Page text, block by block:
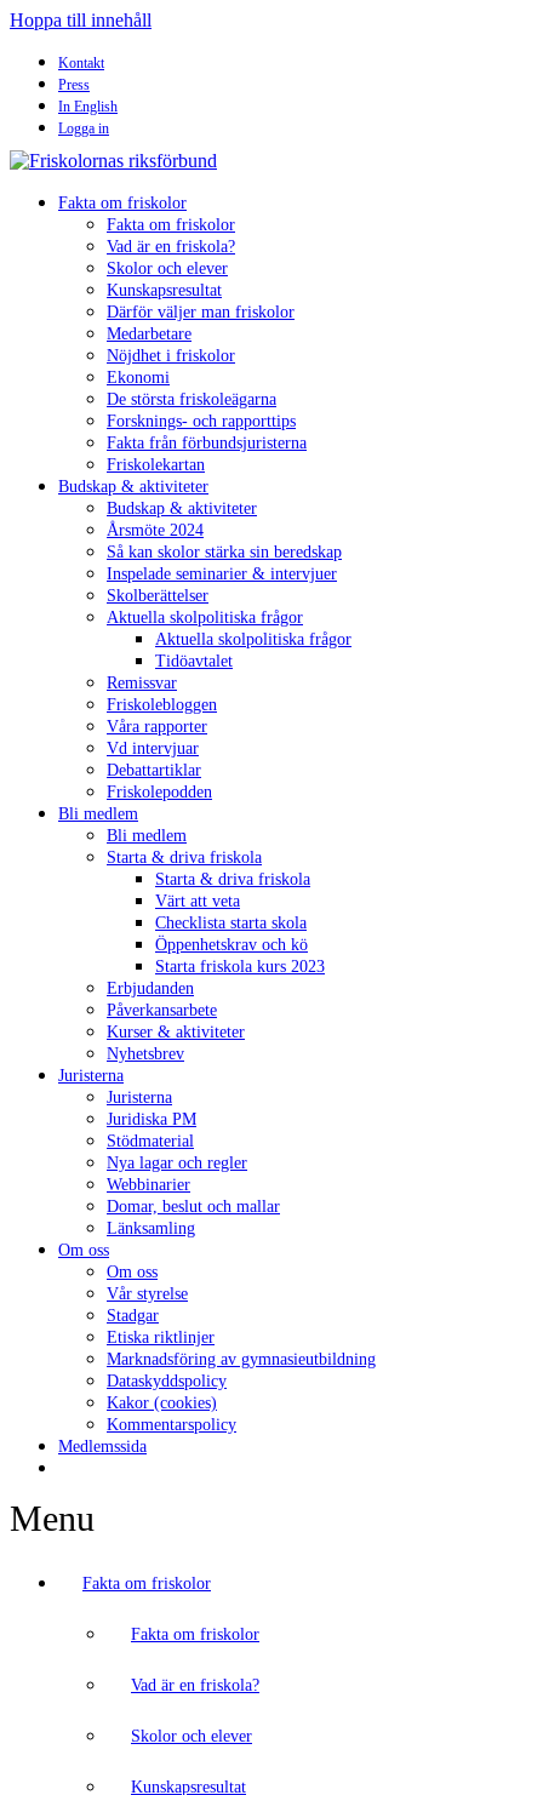
Hoppa till innehåll
Kontakt
Press
In English
Logga in
Fakta om friskolor
Fakta om friskolor
Vad är en friskola?
Skolor och elever
Kunskapsresultat
Därför väljer man friskolor
Medarbetare
Nöjdhet i friskolor
Ekonomi
De största friskoleägarna
Forsknings- och rapporttips
Fakta från förbundsjuristerna
Friskolekartan
Budskap & aktiviteter
Budskap & aktiviteter
Årsmöte 2024
Så kan skolor stärka sin beredskap
Inspelade seminarier & intervjuer
Skolberättelser
Aktuella skolpolitiska frågor
Aktuella skolpolitiska frågor
Tidöavtalet
Remissvar
Friskolebloggen
Våra rapporter
Vd intervjuar
Debattartiklar
Friskolepodden
Bli medlem
Bli medlem
Starta & driva friskola
Starta & driva friskola
Värt att veta
Checklista starta skola
Öppenhetskrav och kö
Starta friskola kurs 2023
Erbjudanden
Påverkansarbete
Kurser & aktiviteter
Nyhetsbrev
Juristerna
Juristerna
Juridiska PM
Stödmaterial
Nya lagar och regler
Webbinarier
Domar, beslut och mallar
Länksamling
Om oss
Om oss
Vår styrelse
Stadgar
Etiska riktlinjer
Marknadsföring av gymnasieutbildning
Dataskyddspolicy
Kakor (cookies)
Kommentarspolicy
Medlemssida
Menu
Fakta om friskolor
Fakta om friskolor
Vad är en friskola?
Skolor och elever
Kunskapsresultat